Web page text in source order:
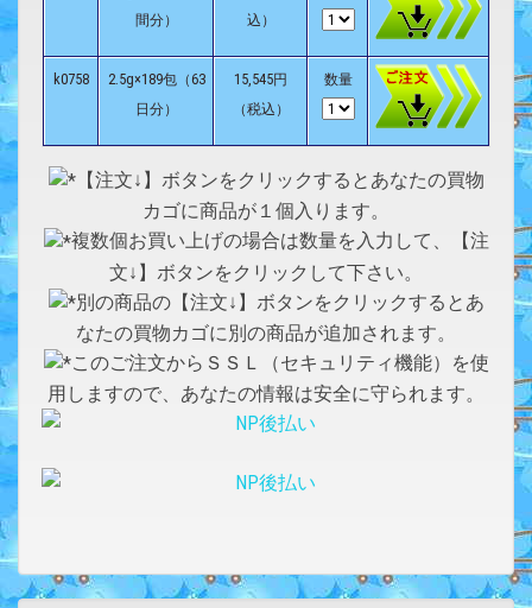
間分）
込）
k0758
2.5g×189包（63
日分）
15,545円
（税込）
数量
【注文↓】ボタンをクリックするとあなたの買物
カゴに商品が１個入ります。
複数個お買い上げの場合は数量を入力して、【注
文↓】ボタンをクリックして下さい。
別の商品の【注文↓】ボタンをクリックするとあ
なたの買物カゴに別の商品が追加されます。
このご注文からＳＳＬ（セキュリティ機能）を使
用しますので、あなたの情報は安全に守られます。